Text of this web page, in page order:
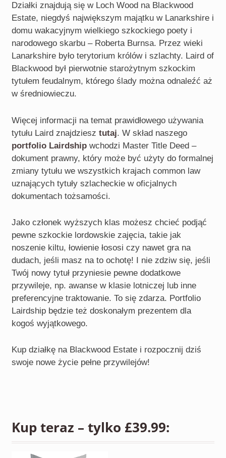
Działki znajdują się w Loch Wood na Blackwood
Estate, niegdyś największym majątku w Lanarkshire i
domu wakacyjnym wielkiego szkockiego poety i
narodowego skarbu – Roberta Burnsa. Przez wieki
Lanarkshire było terytorium królów i szlachty. Laird of
Blackwood był pierwotnie starożytnym szkockim
tytułem feudalnym, którego ślady można odnaleźć aż
w średniowieczu.
Więcej informacji na temat prawidłowego używania
tytułu Laird znajdziesz tutaj. W skład naszego
portfolio Lairdshipwchodzi Master Title Deed –
dokument prawny, który może być użyty do formalnej
zmiany tytułu we wszystkich krajach common law
uznających tytuły szlacheckie w oficjalnych
dokumentach tożsamości.
Jako członek wyższych klas możesz chcieć podjąć
pewne szkockie lordowskie zajęcia, takie jak
noszenie kiltu, łowienie łososi czy nawet gra na
dudach, jeśli masz na to ochotę! I nie zdziw się, jeśli
Twój nowy tytuł przyniesie pewne dodatkowe
przywileje, np. awanse w klasie lotniczej lub inne
preferencyjne traktowanie. To się zdarza. Portfolio
Lairdship będzie też doskonałym prezentem dla
kogoś wyjątkowego.
Kup działkę na Blackwood Estate i rozpocznij dziś
swoje nowe życie pełne przywilejów!
Kup teraz – tylko £39.99: